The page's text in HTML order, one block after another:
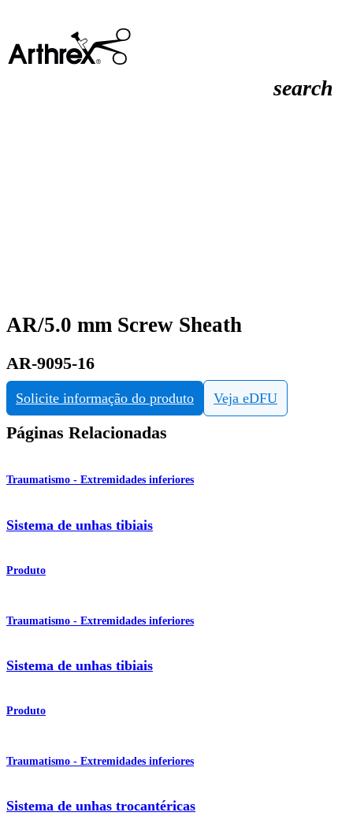
search
AR/5.0 mm Screw Sheath
AR-9095-16
Solicite informação do produto Veja eDFU
Páginas Relacionadas
Traumatismo - Extremidades inferiores
Sistema de unhas tibiais
Produto
Traumatismo - Extremidades inferiores
Sistema de unhas tibiais
Produto
Traumatismo - Extremidades inferiores
Sistema de unhas trocantéricas